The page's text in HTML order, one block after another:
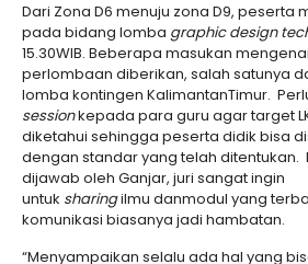
Dari Zona D6 menuju zona D9, peserta
pada bidang lomba graphic design
15.30WIB. Beberapa masukan
perlombaan diberikan, salah satunya
lomba kontingen KalimantanTimur.
sessionkepada para guru agar target
diketahui sehingga peserta didik bisa
dengan standar yang telah ditentukan.
dijawab oleh Ganjar, juri sangat ingin
untuk sharingilmu danmodul yang
komunikasi biasanya jadi hambatan.
“Menyampaikan selalu ada hal yang